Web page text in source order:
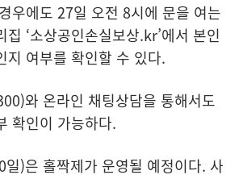
우에도 27일 오전 8시에 문을 여는
집 ‘소상공인손실보상.kr’에서 본인
지 여부를 확인할 수 있다.
와 온라인 채팅상담을 통해서도
확인이 가능하다.
)은 홀짝제가 운영될 예정이다. 사